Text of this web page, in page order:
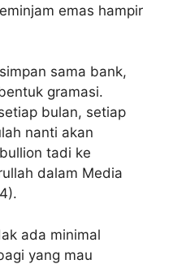
emas hampir
sama bank,
gramasi.
bulan, setiap
nanti akan
tadi ke
dalam Media
ada minimal
yang mau